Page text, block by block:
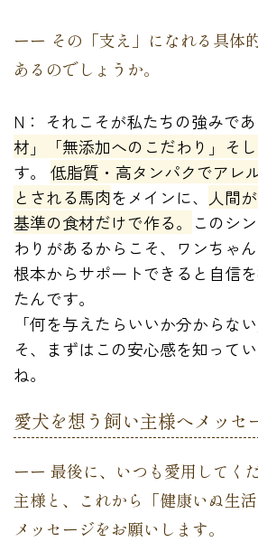
ーー その「支え」になれる具体
あるのでしょうか。
N： それこそが私たちの強みであ
材」「無添加へのこだわり」そし
す。 低脂質・高タンパクでアレ
とされる馬肉をメインに、
人間
基準の食材だけで作る。
このシ
わりがあるからこそ、ワンちゃ
根本からサポートできると自信
たんです。
「何を与えたらいいか分からな
そ、まずはこの安心感を知って
ね。
愛犬を想う飼い主様へメッセ
ーー 最後に、いつも愛用してく
主様と、これから「健康いぬ生
メッセージをお願いします。